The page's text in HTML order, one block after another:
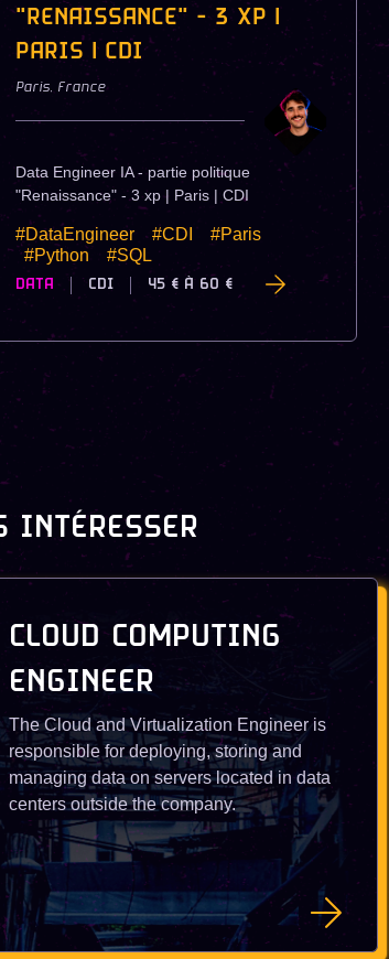
"RENAISSANCE" - 3 XP |
PARIS | CDI
Paris, France
Data Engineer IA - partie politique
"Renaissance" - 3 xp | Paris | CDI
#DataEngineer #CDI
#Paris
#Python
#SQL
DATA CDI 45 € À 60 €
INTÉRESSER
CLOUD COMPUTING
ENGINEER
The Cloud and Virtualization Engineer is
responsible for deploying, storing and
managing data on servers located in data
centers outside the company.